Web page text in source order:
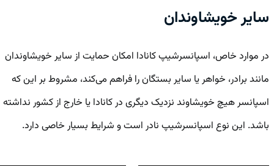
سایر خویشاوندان
در موارد خاص، اسپانسرشیپ کانادا امکان حمایت از سایر خویشاوندان
مانند برادر، خواهر یا سایر بستگان را فراهم می‌کند، مشروط بر این که
اسپانسر هیچ خویشاوند نزدیک دیگری در کانادا یا خارج از کشور نداشته
باشد. این نوع اسپانسرشیپ نادر است و شرایط بسیار خاصی دارد.